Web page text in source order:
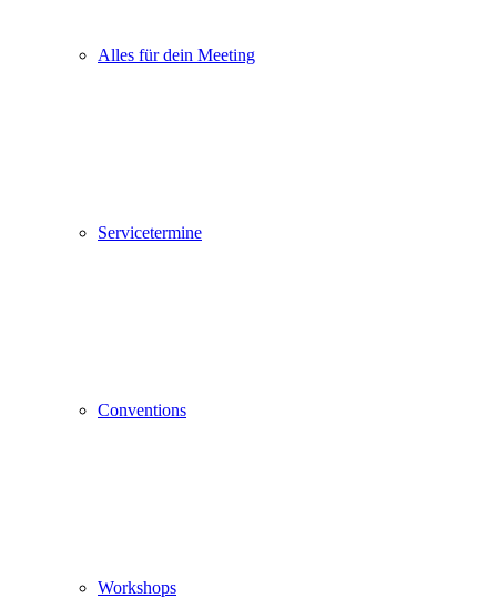
Alles für dein Meeting
Servicetermine
Conventions
Workshops